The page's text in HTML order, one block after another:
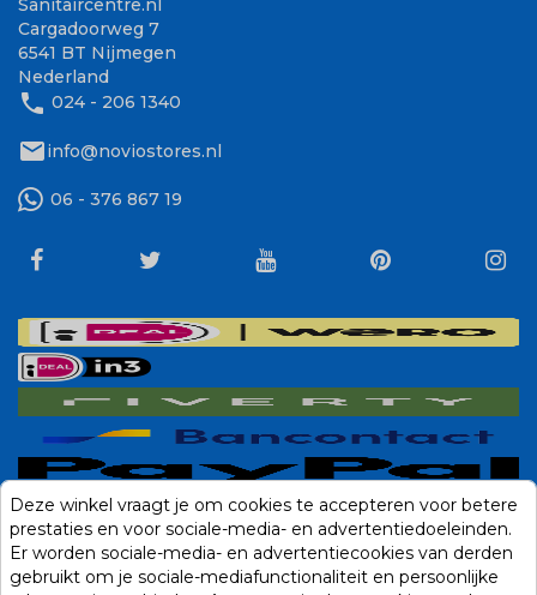
Sanitaircentre.nl
Cargadoorweg 7
6541 BT Nijmegen
Nederland
phone 024 - 206 1340
mailinfo@noviostores.nl
06 - 376 867 19
Deze winkel vraagt je om cookies te accepteren voor betere
prestaties en voor sociale-media- en advertentiedoeleinden.
Er worden sociale-media- en advertentiecookies van derden
gebruikt om je sociale-mediafunctionaliteit en persoonlijke